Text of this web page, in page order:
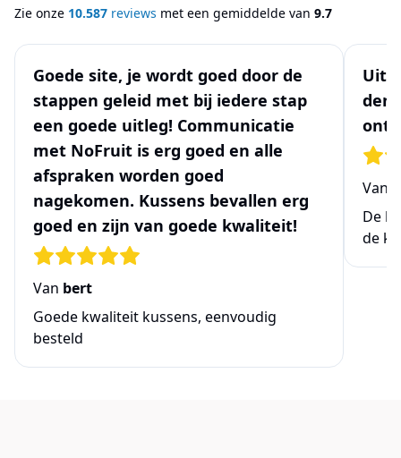
Zie onze 10.587 reviews met een gemiddelde van 9.7
Goede site, je wordt goed door de
stappen geleid met bij iedere stap
een goede uitleg! Communicatie
met NoFruit is erg goed en alle
afspraken worden goed
nagekomen. Kussens bevallen erg
goed en zijn van goede kwaliteit!
Van bert
Goede kwaliteit kussens, eenvoudig
besteld
Van
De
de